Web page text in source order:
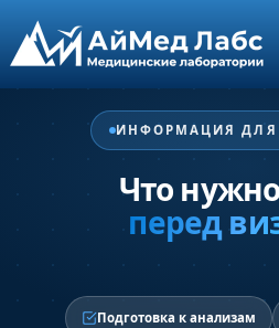
ИНФОРМАЦИЯ ДЛЯ
Что
перед
Подготовка к анализам